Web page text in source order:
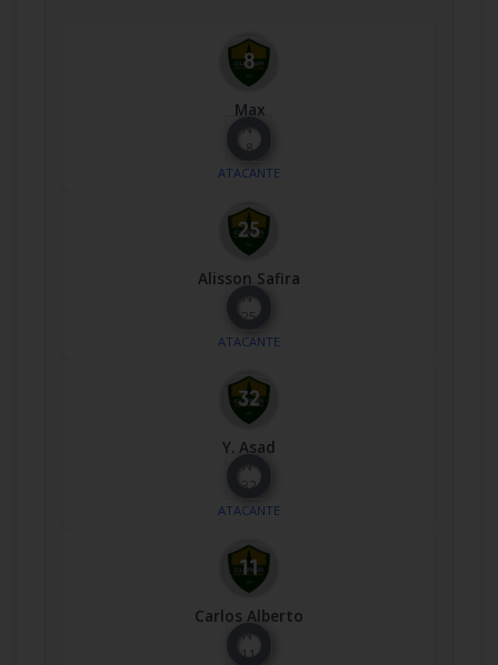
Max
Nº
8
ATACANTE
Alisson Safira
Nº
25
ATACANTE
Y. Asad
Nº
32
ATACANTE
Carlos Alberto
Nº
11